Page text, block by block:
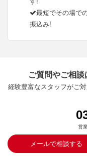
最短でその場で
振込み!
ご質問やご相
経験豊富なスタッフがご
営
メールで相談する